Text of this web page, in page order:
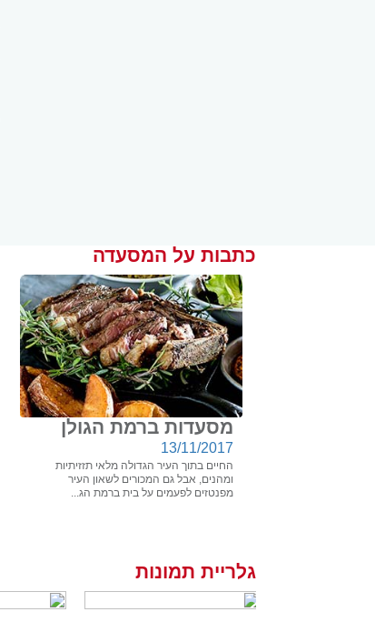
כתבות על המסעדה
מסעדות ברמת הגולן
13/11/2017
החיים בתוך העיר הגדולה מלאי תזזיתיות
ומהנים, אבל גם המכורים לשאון העיר
מפנטזים לפעמים על בית ברמת הג...
גלריית תמונות